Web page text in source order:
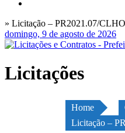
» Licitação – PR2021.07/
domingo, 9 de agosto de 2026
Licitações
Home
Licitação –